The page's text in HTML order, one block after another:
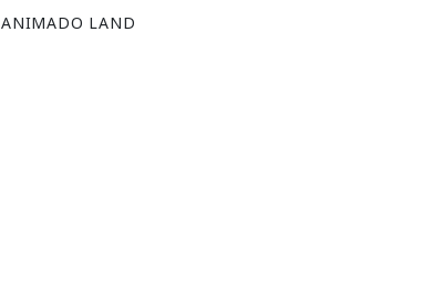
ANIMADO LAND